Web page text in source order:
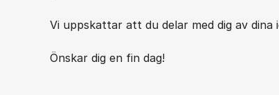
Vi uppskattar att du delar med dig av dina
Önskar dig en fin dag!